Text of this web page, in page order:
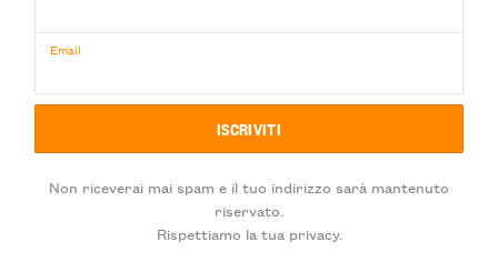
Email
Non riceverai mai spam e il tuo indirizzo sarà mantenuto
riservato.
Rispettiamo la tua privacy.